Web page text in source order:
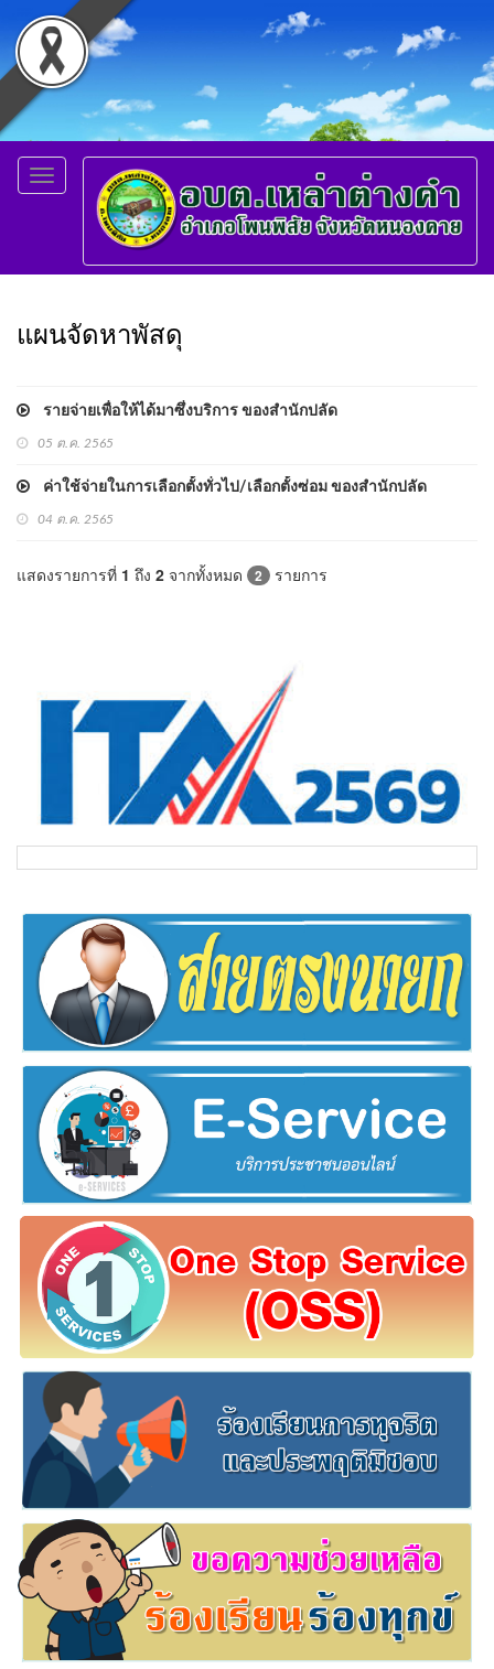
Toggle
navigation
แผนจัดหาพัสดุ
รายจ่ายเพื่อให้ได้มาซึ่งบริการ ของสำนักปลัด
05 ต.ค. 2565
ค่าใช้จ่ายในการเลือกตั้งทั่วไป/เลือกตั้งซ่อม ของสำนักปลัด
04 ต.ค. 2565
แสดงรายการที่ 1 ถึง 2 จากทั้งหมด 2 รายการ